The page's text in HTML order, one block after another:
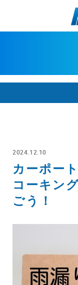
2024.12.10
カーポー
コーキン
ごう！